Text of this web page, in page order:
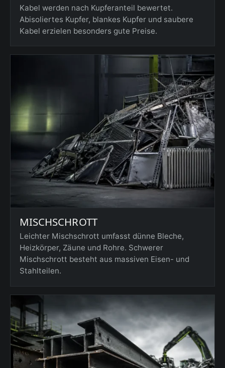
Kabel werden nach Kupferanteil bewertet.
Abisoliertes Kupfer, blankes Kupfer und saubere
Kabel erzielen besonders gute Preise.
MISCHSCHROTT
Leichter Mischschrott umfasst dünne Bleche,
Heizkörper, Zäune und Rohre. Schwerer
Mischschrott besteht aus massiven Eisen- und
Stahlteilen.